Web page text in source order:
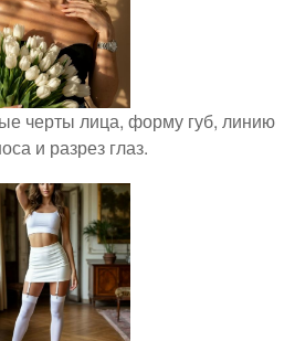
черты лица, форму губ, линию
и разрез глаз.